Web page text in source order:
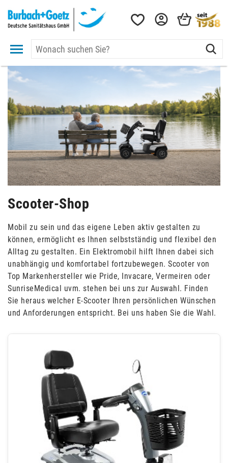
Scooter-Shop
Mobil zu sein und das eigene Leben aktiv gestalten zu
können, ermöglicht es Ihnen selbstständig und flexibel den
Alltag zu gestalten. Ein Elektromobil hilft Ihnen dabei sich
unabhängig und komfortabel fortzubewegen. Scooter von
Top Markenhersteller wie Pride, Invacare, Vermeiren oder
SunriseMedical uvm. stehen bei uns zur Auswahl. Finden
Sie heraus welcher E-Scooter Ihren persönlichen Wünschen
und Anforderungen entspricht. Bei uns haben Sie die Wahl.